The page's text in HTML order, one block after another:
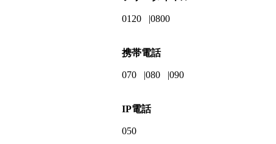
0120 0800
携帯電話
070 080 090
IP電話
050